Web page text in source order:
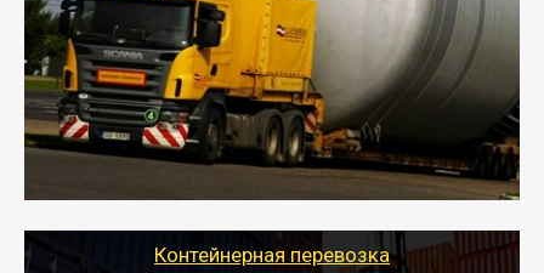
- Перевозка техники и негабаритных грузов
осуществляется после получения разрешения на
перевозку (обычно 7-14 дней).
- Тайгер Логистик в короткие сроки поможет вам
качественно и безопасно перевезти негабаритные
грузы по всей России тралом, манипулятором и
другим транспортом и подобрать оптимальный
Контейнерная перевозка